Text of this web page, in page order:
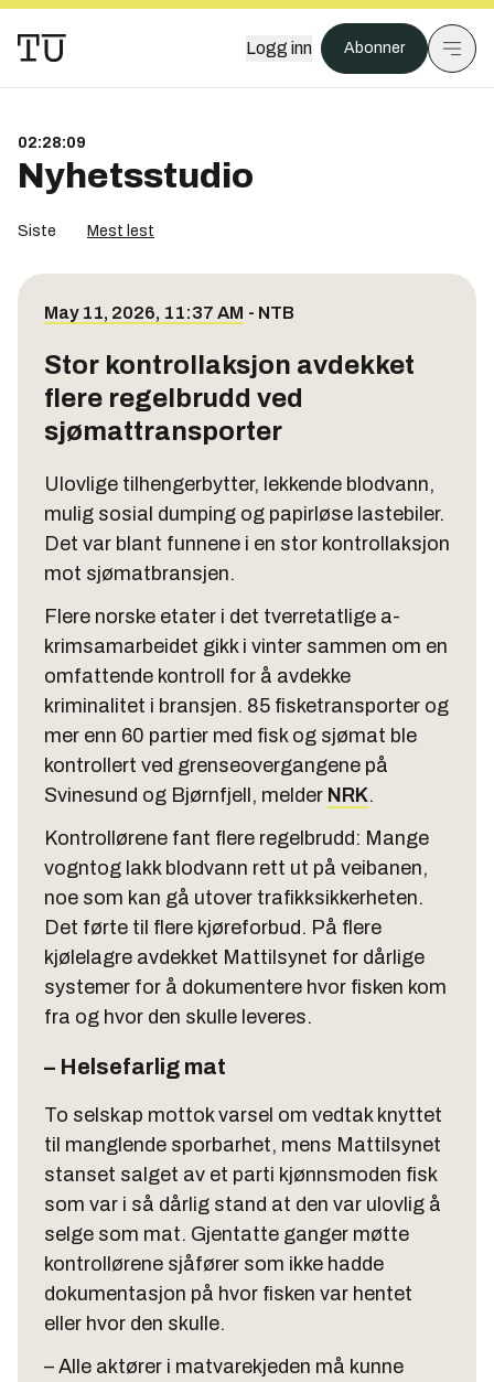
Logg inn Abonner
02:28:09
Nyhetsstudio
Siste Mest lest
May 11, 2026, 11:37 AM - NTB
Stor kontrollaksjon avdekket
flere regelbrudd ved
sjømattransporter
Ulovlige tilhengerbytter, lekkende blodvann,
mulig sosial dumping og papirløse lastebiler.
Det var blant funnene i en stor kontrollaksjon
mot sjømatbransjen.
Flere norske etater i det tverretatlige a-
krimsamarbeidet gikk i vinter sammen om en
omfattende kontroll for å avdekke
kriminalitet i bransjen. 85 fisketransporter og
mer enn 60 partier med fisk og sjømat ble
kontrollert ved grenseovergangene på
Svinesund og Bjørnfjell, melder NRK.
Kontrollørene fant flere regelbrudd: Mange
vogntog lakk blodvann rett ut på veibanen,
noe som kan gå utover trafikksikkerheten.
Det førte til flere kjøreforbud. På flere
kjølelagre avdekket Mattilsynet for dårlige
systemer for å dokumentere hvor fisken kom
fra og hvor den skulle leveres.
– Helsefarlig mat
To selskap mottok varsel om vedtak knyttet
til manglende sporbarhet, mens Mattilsynet
stanset salget av et parti kjønnsmoden fisk
som var i så dårlig stand at den var ulovlig å
selge som mat. Gjentatte ganger møtte
kontrollørene sjåfører som ikke hadde
dokumentasjon på hvor fisken var hentet
eller hvor den skulle.
– Alle aktører i matvarekjeden må kunne